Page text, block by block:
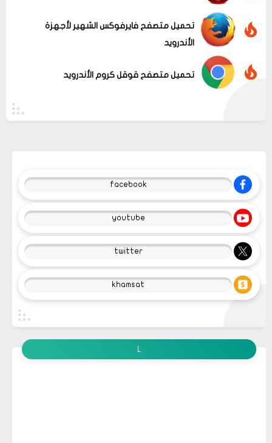
تحميل متصفح فايرفوكس الشهير لأجهزة
الأندرويد
تحميل متصفح قوقل كروم الأندرويد
facebook
youtube
twitter
khamsat
L